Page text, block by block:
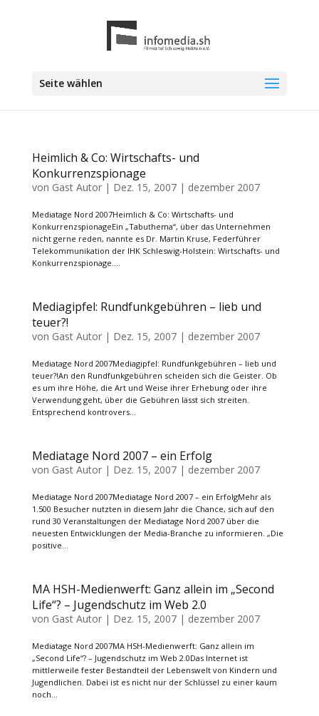
Seite wählen
Heimlich & Co: Wirtschafts- und
Konkurrenzspionage
von Gast Autor| Dez. 15, 2007| dezember 2007
Mediatage Nord 2007Heimlich & Co: Wirtschafts- und
KonkurrenzspionageEin „Tabuthema“, über das Unternehmen
nicht gerne reden, nannte es Dr. Martin Kruse, Federführer
Telekommunikation der IHK Schleswig-Holstein: Wirtschafts- und
Konkurrenzspionage....
Mediagipfel: Rundfunkgebühren – lieb und
teuer?!
von Gast Autor| Dez. 15, 2007| dezember 2007
Mediatage Nord 2007Mediagipfel: Rundfunkgebühren – lieb und
teuer?!An den Rundfunkgebühren scheiden sich die Geister. Ob
es um ihre Höhe, die Art und Weise ihrer Erhebung oder ihre
Verwendung geht, über die Gebühren lässt sich streiten.
Entsprechend kontrovers...
Mediatage Nord 2007 – ein Erfolg
von Gast Autor| Dez. 15, 2007| dezember 2007
Mediatage Nord 2007Mediatage Nord 2007 – ein ErfolgMehr als
1.500 Besucher nutzten in diesem Jahr die Chance, sich auf den
rund 30 Veranstaltungen der Mediatage Nord 2007 über die
neuesten Entwicklungen der Media-Branche zu informieren. „Die
positive...
MA HSH-Medienwerft: Ganz allein im „Second
Life“? – Jugendschutz im Web 2.0
von Gast Autor| Dez. 15, 2007| dezember 2007
Mediatage Nord 2007MA HSH-Medienwerft: Ganz allein im
„Second Life“? – Jugendschutz im Web 2.0Das Internet ist
mittlerweile fester Bestandteil der Lebenswelt von Kindern und
Jugendlichen. Dabei ist es nicht nur der Schlüssel zu einer kaum
noch...